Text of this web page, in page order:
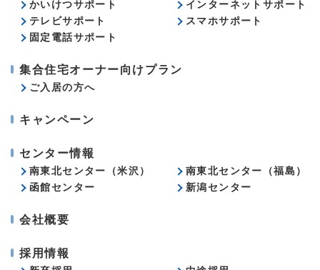
かいけつサポート
インターネットサポート
テレビサポート
スマホサポート
固定電話サポート
集合住宅オーナー向けプラン
ご入居の方へ
キャンペーン
センター情報
南東北センター（米沢）
南東北センター（福島）
函館センター
新潟センター
会社概要
採用情報